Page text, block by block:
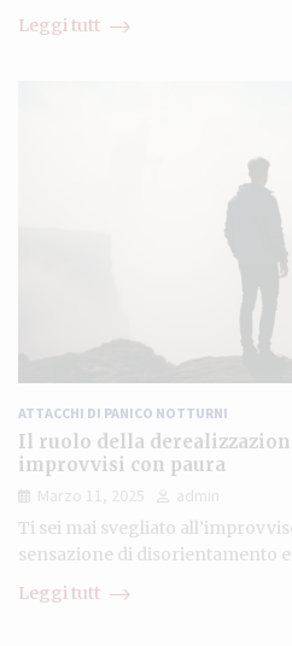
Leggi tutt
ATTACCHI DI PANICO NOTTURNI
Il ruolo della
improvvisi con paura
Marzo 11, 2025
admin
Ti sei mai svegliato
sensazione di disorientamento
Leggi tutt